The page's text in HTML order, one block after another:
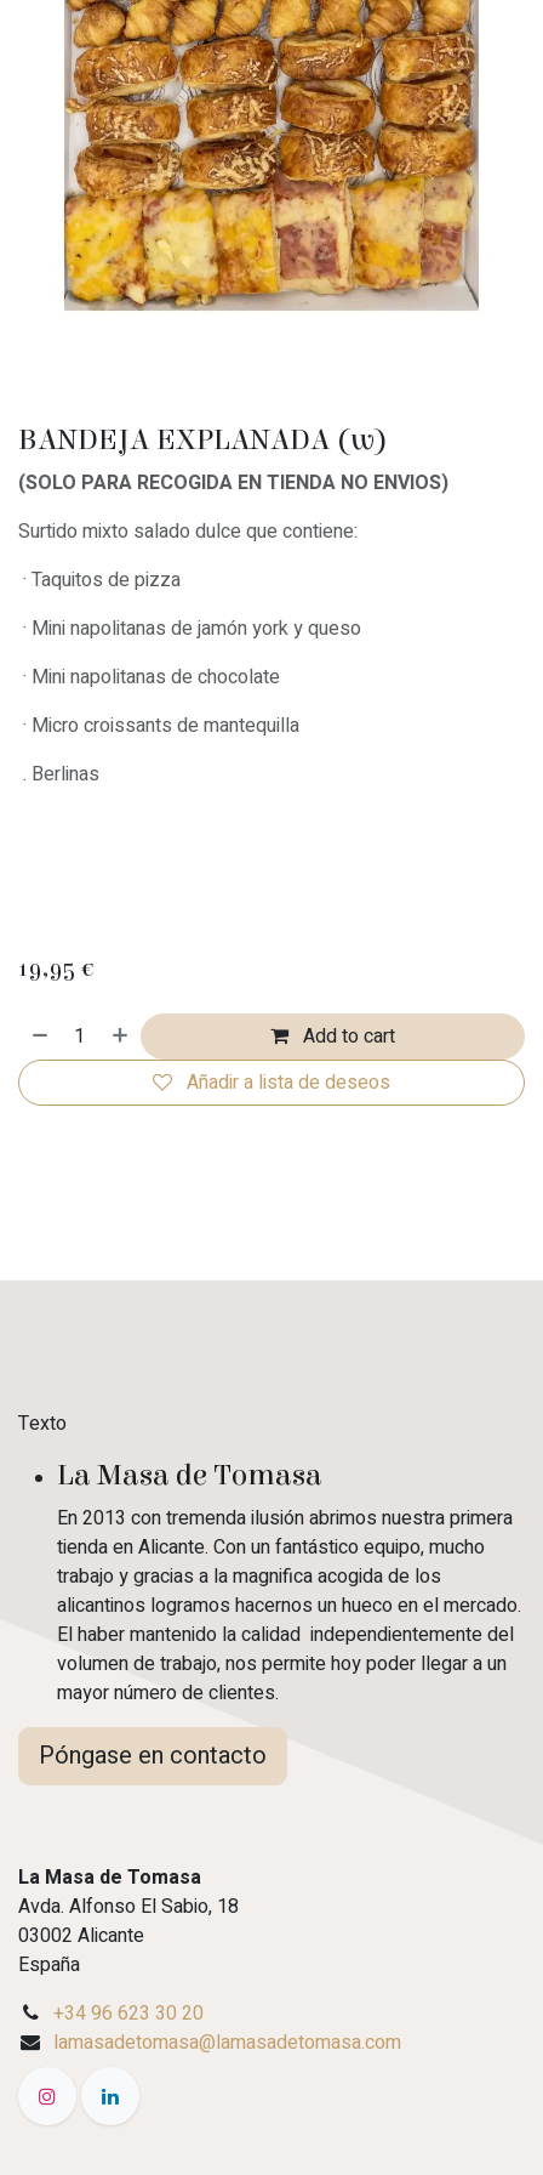
BANDEJA EXPLANADA (w)
(SOLO PARA RECOGIDA EN TIENDA NO ENVIOS)
Surtido mixto salado dulce que contiene:
· Taquitos de pizza
· Mini napolitanas de jamón york y queso
· Mini napolitanas de chocolate
· Micro croissants de mantequilla
. Berlinas
19,95 €
Add to cart
Añadir a lista de deseos
Texto
La Masa de Tomasa
En 2013 con tremenda ilusión abrimos nuestra primera
tienda en Alicante. Con un fantástico equipo, mucho
trabajo y gracias a la magnifica acogida de los
alicantinos logramos hacernos un hueco en el mercado.
El haber mantenido la calidad independientemente del
volumen de trabajo, nos permite hoy poder llegar a un
mayor número de clientes.
Póngase en contacto
La Masa de Tomasa
Avda. Alfonso El Sabio, 18
03002 Alicante
España
+34 96 623 30 20
lamasadetomasa@lamasadetomasa.com